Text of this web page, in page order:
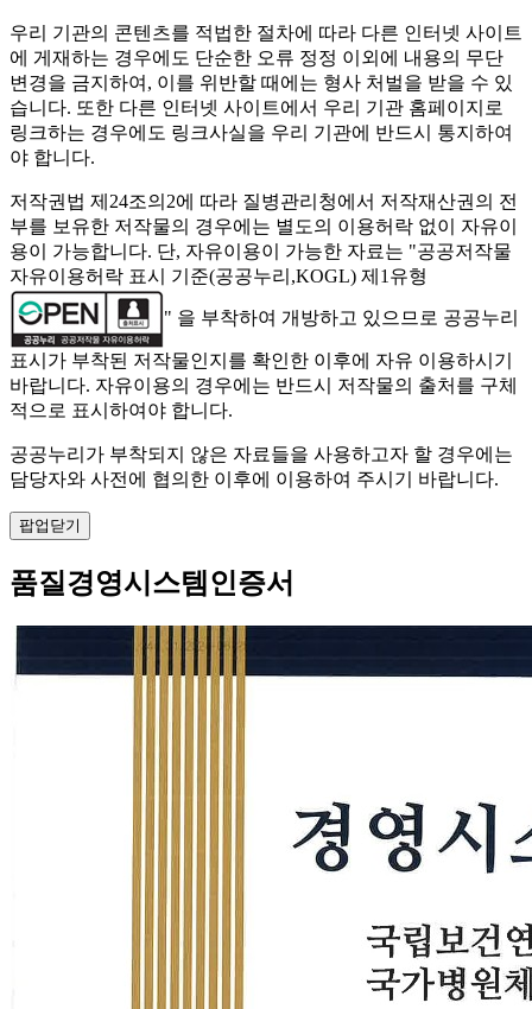
우리 기관의 콘텐츠를 적법한 절차에 따라 다른 인터넷 사이트
에 게재하는 경우에도 단순한 오류 정정 이외에 내용의 무단
변경을 금지하여, 이를 위반할 때에는 형사 처벌을 받을 수 있
습니다. 또한 다른 인터넷 사이트에서 우리 기관 홈페이지로
링크하는 경우에도 링크사실을 우리 기관에 반드시 통지하여
야 합니다.
저작권법 제24조의2에 따라 질병관리청에서 저작재산권의 전
부를 보유한 저작물의 경우에는 별도의 이용허락 없이 자유이
용이 가능합니다. 단, 자유이용이 가능한 자료는 "공공저작물
자유이용허락 표시 기준(공공누리,KOGL) 제1유형
" 을 부착하여 개방하고 있으므로 공공누리
표시가 부착된 저작물인지를 확인한 이후에 자유 이용하시기
바랍니다. 자유이용의 경우에는 반드시 저작물의 출처를 구체
적으로 표시하여야 합니다.
공공누리가 부착되지 않은 자료들을 사용하고자 할 경우에는
담당자와 사전에 협의한 이후에 이용하여 주시기 바랍니다.
팝업닫기
품질경영시스템인증서